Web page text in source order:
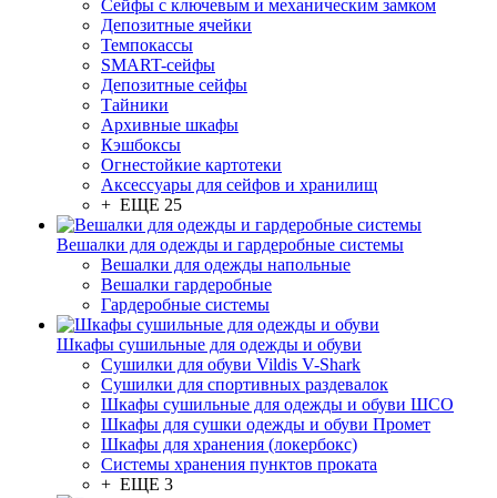
Сейфы с ключевым и механическим замком
Депозитные ячейки
Темпокассы
SMART-сейфы
Депозитные сейфы
Тайники
Архивные шкафы
Кэшбоксы
Огнестойкие картотеки
Аксессуары для сейфов и хранилищ
+ ЕЩЕ 25
Вешалки для одежды и гардеробные системы
Вешалки для одежды напольные
Вешалки гардеробные
Гардеробные системы
Шкафы сушильные для одежды и обуви
Сушилки для обуви Vildis V-Shark
Сушилки для спортивных раздевалок
Шкафы сушильные для одежды и обуви ШСО
Шкафы для сушки одежды и обуви Промет
Шкафы для хранения (локербокс)
Системы хранения пунктов проката
+ ЕЩЕ 3